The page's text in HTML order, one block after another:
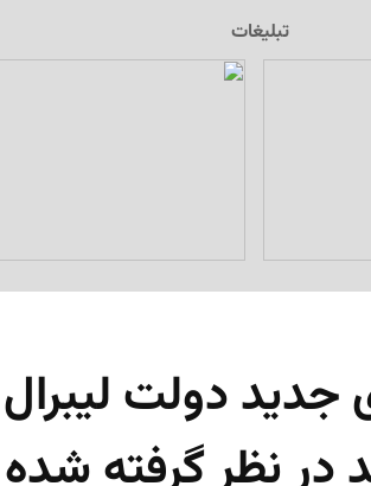
تبلیغات
دولت لیبرال
در نظر گرفته